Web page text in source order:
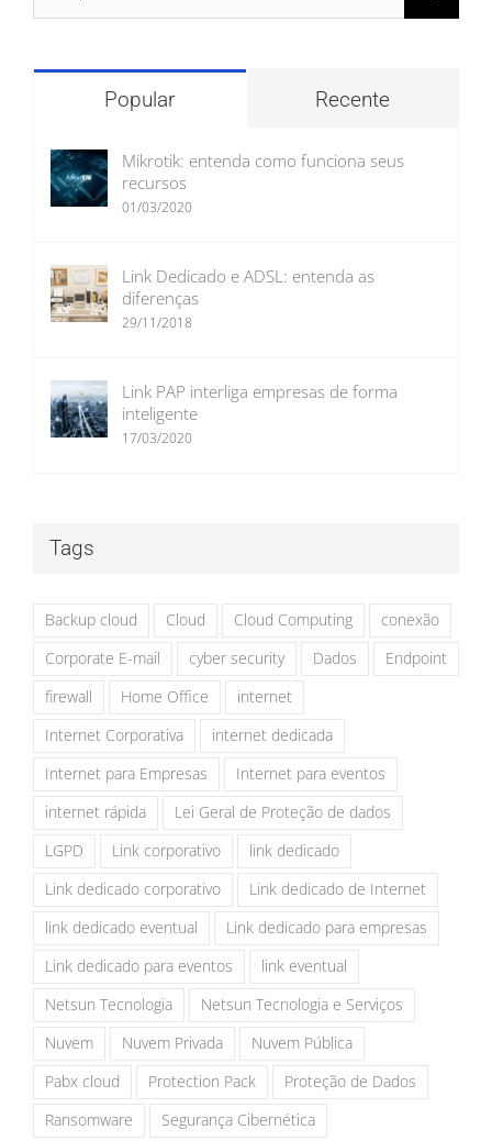
Popular Recente
Mikrotik: entenda como funciona seus
recursos
01/03/2020
Link Dedicado e ADSL: entenda as
diferenças
29/11/2018
Link PAP interliga empresas de forma
inteligente
17/03/2020
Tags
Backup cloud Cloud Cloud Computing
conexão
Corporate E-mail
cyber security Dados
Endpoint
firewall
Home Office
internet
Internet Corporativa
internet dedicada
Internet para Empresas
Internet para eventos
internet rápida
Lei Geral de Proteção de dados
LGPD
Link corporativo
link dedicado
Link dedicado corporativo
Link dedicado de Internet
link dedicado eventual
Link dedicado para empresas
Link dedicado para eventos
link eventual
Netsun Tecnologia
Netsun Tecnologia e Serviços
Nuvem
Nuvem Privada
Nuvem Pública
Pabx cloud
Protection Pack
Proteção de Dados
Ransomware
Segurança Cibernética